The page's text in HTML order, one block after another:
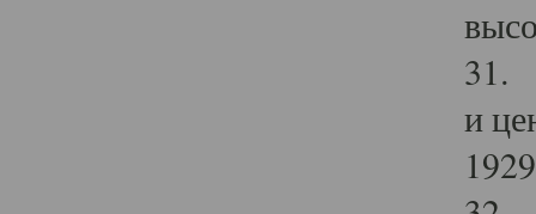
31.
и